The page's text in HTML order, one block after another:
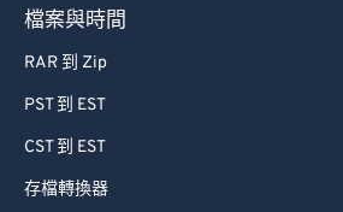
檔案與時間
RAR 到 Zip
PST 到 EST
CST 到 EST
存檔轉換器